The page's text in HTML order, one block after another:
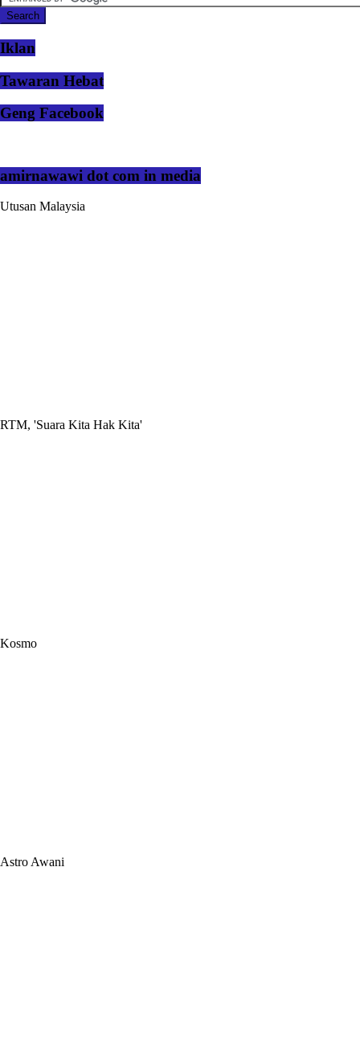
Iklan
Tawaran Hebat
Geng Facebook
amirnawawi dot com in media
Utusan Malaysia
RTM, 'Suara Kita Hak Kita'
Kosmo
Astro Awani